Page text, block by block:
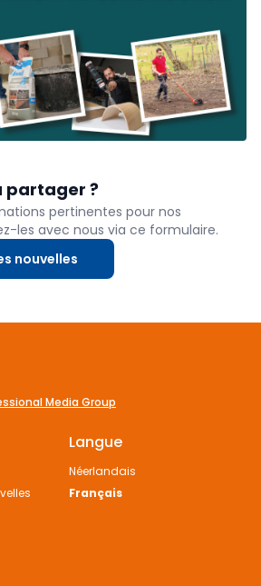
partager ?
pertinentes pour nos
les avec nous via ce formulaire.
nouvelles
Media Group
Langue
Néerlandais
Français